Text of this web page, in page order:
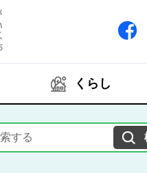
人と自然が響きあいともに
くらし